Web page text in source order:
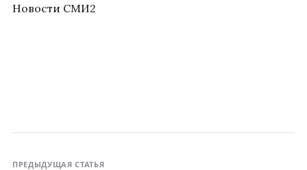
Новости СМИ2
ПРЕДЫДУЩАЯ СТАТЬЯ